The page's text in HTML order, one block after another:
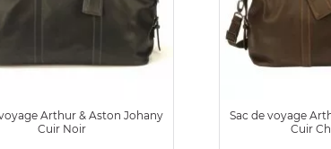
Arthur & Aston Johany
Cuir Noir
Sac de voyage
Cuir